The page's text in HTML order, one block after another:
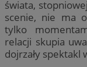
świata,
scenie, nie ma
tylko
relacji skupia
dojrzały spektakl